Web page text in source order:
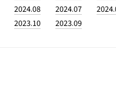
2024.08 2024.07
2023.10 2023.09